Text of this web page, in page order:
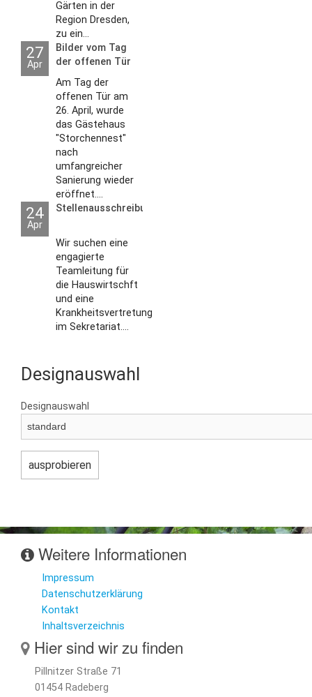
Gärten in der
Region Dresden,
zu ein...
27
Apr
Bilder vom Tag
der offenen Tür
2026
Am Tag der
offenen Tür am
26. April, wurde
das Gästehaus
"Storchennest"
nach
umfangreicher
Sanierung wieder
eröffnet....
24
Apr
Stellenausschreibungen
Wir suchen eine
engagierte
Teamleitung für
die Hauswirtschft
und eine
Krankheitsvertretung
im Sekretariat....
Designauswahl
Designauswahl
Weitere Informationen
Impressum
Datenschutzerklärung
Kontakt
Inhaltsverzeichnis
Hier sind wir zu finden
Pillnitzer Straße 71
01454 Radeberg